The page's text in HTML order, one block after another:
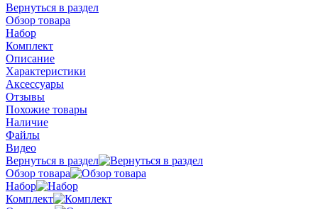
Вернуться в раздел
Обзор товара
Набор
Комплект
Описание
Характеристики
Аксессуары
Отзывы
Похожие товары
Наличие
Файлы
Видео
Вернуться в раздел
Обзор товара
Набор
Комплект